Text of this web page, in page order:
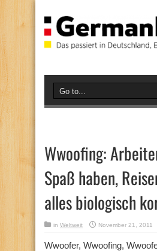
Wwoofing:
Spaß haben,
alles biologisch
in Weltweit November 21, 2011
Wwoofer, Wwoofing,